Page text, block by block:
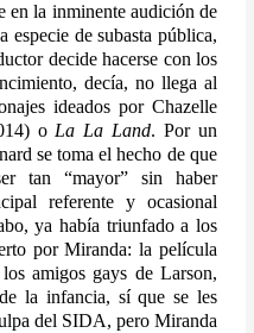
en la inminente audición de
especie de subasta pública,
decide hacerse con los
decía, no llega al
ideados por Chazelle
o La La Land. Por un
se toma el hecho de que
tan “mayor” sin haber
referente y ocasional
ya había triunfado a los
por Miranda: la película
amigos gays de Larson,
la infancia, sí que se les
del SIDA, pero Miranda